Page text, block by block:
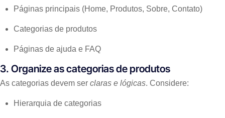
Páginas principais (Home, Produtos, Sobre, Contato)
Categorias de produtos
Páginas de ajuda e FAQ
3. Organize as categorias de produtos
As categorias devem ser claras e lógicas. Considere:
Hierarquia de categorias